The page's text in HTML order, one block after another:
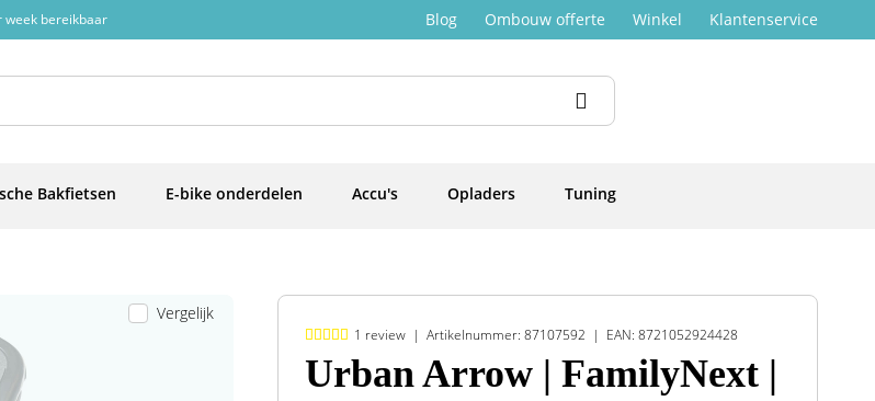
week bereikbaar Blog Ombouw offerte Winkel Klantenservice
Bakfietsen E-bike onderdelen Accu's Opladers Tuning
Vergelijk
1 review Artikelnummer: 87107592 EAN: 8721052924428
Urban Arrow | FamilyNext |